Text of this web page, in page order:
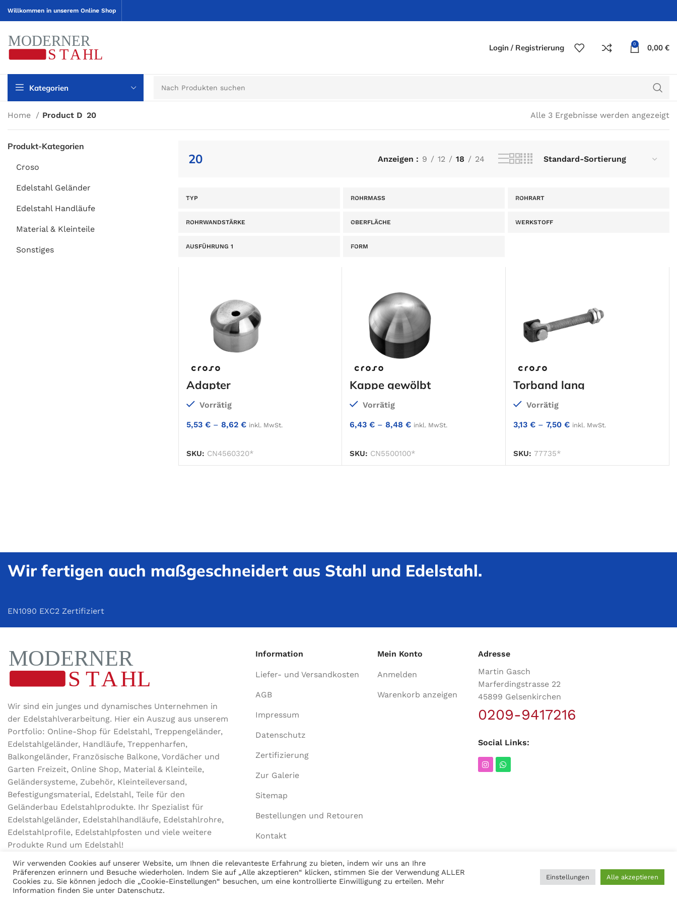
Willkommen in unserem Online Shop
Login / Registrierung 0 0,00 €
Kategorien
Home Product D 20 Alle 3 Ergebnisse werden angezeigt
Produkt-Kategorien
Croso
Edelstahl Geländer
Edelstahl Handläufe
Material & Kleinteile
Sonstiges
20 Anzeigen 9 12 18 24
TYP ROHRMASS ROHRART
ROHRWANDSTÄRKE OBERFLÄCHE WERKSTOFF
AUSFÜHRUNG 1 FORM
Adapter
Vorrätig
5,53 €– 8,62 € inkl. MwSt.
SKU: CN4560320*
Kappe gewölbt
Vorrätig
6,43€ – 8,48€ inkl. MwSt.
SKU: CN5500100*
Torband lang
Vorrätig
3,13€ –7,50€ inkl. MwSt.
SKU:77735*
Wir fertigen auch maßgeschneidert aus Stahl und Edelstahl.
EN1090 EXC2 Zertifiziert
Wir sind ein junges und dynamisches Unternehmen in
der Edel­stahl­ver­arbeitung. Hier ein Auszug aus unserem
Portfolio: Online-Shop für Edelstahl, Treppengeländer,
Edelstahlgeländer, Handläufe, Treppenharfen,
Balkongeländer, Französische Balkone, Vordächer und
Garten Freizeit, Online Shop, Material & Kleinteile,
Geländersysteme, Zubehör, Kleinteileversand,
Befestigungsmaterial, Edelstahl, Teile für den
Geländerbau Edelstahlprodukte. Ihr Spezialist für
Edelstahlgeländer, Edelstahlhandläufe, Edelstahlrohre,
Edelstahlprofile, Edelstahlpfosten und viele weitere
Produkte Rund um Edelstahl!
Information
Liefer- und Versandkosten
AGB
Impressum
Datenschutz
Zertifizierung
Zur Galerie
Sitemap
Bestellungen und Retouren
Kontakt
Mein Konto
Anmelden
Warenkorb anzeigen
Adresse
Martin Gasch
Marferdingstrasse 22
45899 Gelsenkirchen
0209-9417216
Social Links:
MODERNER STAHL©2026CREATED BYK6 Medien . Webdesign & E-Commerce aus Dortmund.
Wir verwenden Cookies auf unserer Website, um Ihnen die relevanteste Erfahrung zu bieten, indem wir uns an Ihre
Präferenzen erinnern und Besuche wiederholen. Indem Sie auf „Alle akzeptieren“ klicken, stimmen Sie der Verwendung ALLER
Cookies zu. Sie können jedoch die „Cookie-Einstellungen“ besuchen, um eine kontrollierte Einwilligung zu erteilen. Mehr
Information finden Sie unter Datenschutz.
Einstellungen Alle akzeptieren